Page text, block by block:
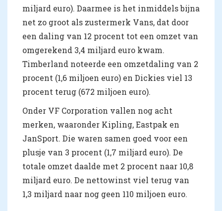
miljard euro). Daarmee is het inmiddels bijna
net zo groot als zustermerk Vans, dat door
een daling van 12 procent tot een omzet van
omgerekend 3,4 miljard euro kwam.
Timberland noteerde een omzetdaling van 2
procent (1,6 miljoen euro) en Dickies viel 13
procent terug (672 miljoen euro).
Onder VF Corporation vallen nog acht
merken, waaronder Kipling, Eastpak en
JanSport. Die waren samen goed voor een
plusje van 3 procent (1,7 miljard euro). De
totale omzet daalde met 2 procent naar 10,8
miljard euro. De nettowinst viel terug van
1,3 miljard naar nog geen 110 miljoen euro.